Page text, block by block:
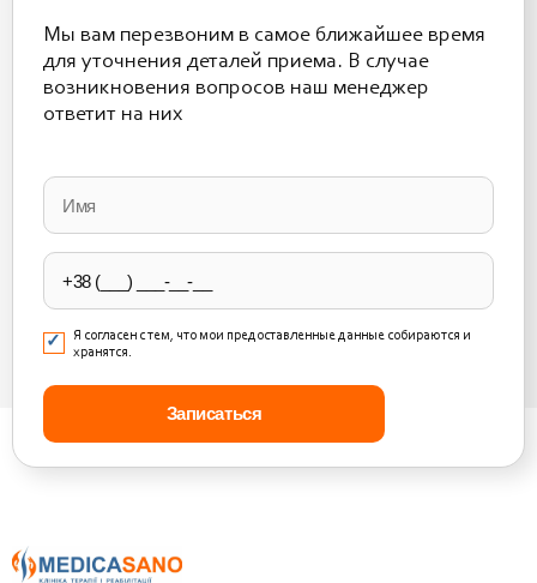
Мы вам перезвоним в самое ближайшее время
для уточнения деталей приема. В случае
возникновения вопросов наш менеджер
ответит на них
leave
this
field
empty.
Я согласен с тем, что мои предоставленные данные собираются и
хранятся.